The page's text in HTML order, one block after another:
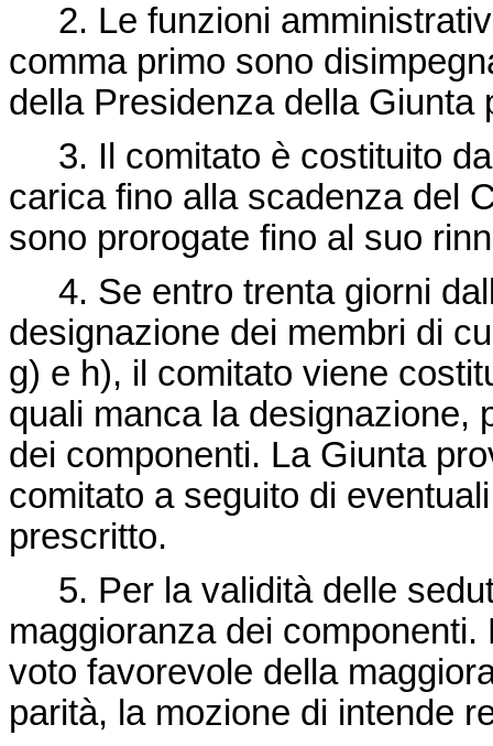
2. Le funzioni
comma primo sono
della Presidenza della Giunta
3. Il comitato è costituito
carica fino alla scadenza del
sono prorogate fino al suo
4. Se entro trenta giorni
designazione dei membri di
g) e h), il comitato viene
quali manca la designazione,
dei componenti. La Giunta
comitato a seguito di
prescritto.
5. Per la validità delle
maggioranza dei
voto favorevole della
parità, la mozione di intende